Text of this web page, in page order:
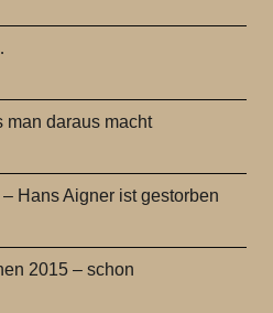
man daraus macht
Hans Aigner ist gestorben
2015 – schon